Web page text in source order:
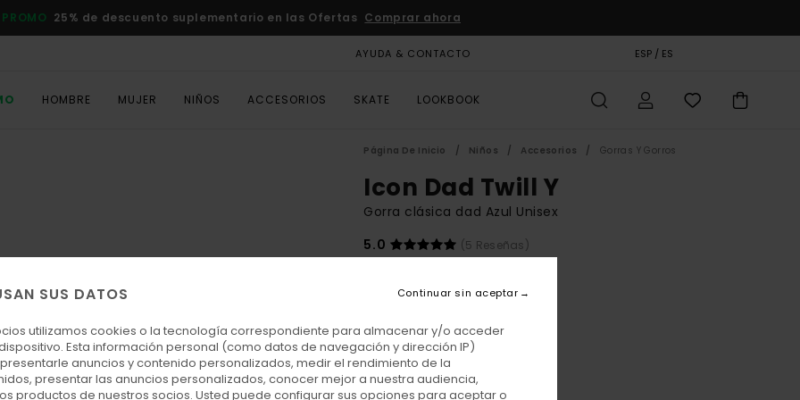
PROMO 25% de descuento suplementario en las Ofertas Comprar ahora
AYUDA & CONTACTO ESP / ES
HOMBRE MUJER NIÑOS ACCESORIOS SKATE LOOKBOOK
Página De Inicio Niños Accesorios Gorras Y Gorros
Icon Dad Twill Y
Gorra clásica dad Azul Unisex
5.0
(5 Reseñas)
DOBLE PROMO -25% EXTRA
ColorBrittany Blue
SUS DATOS
utilizamos cookies o la tecnología correspondiente para almacenar y/o acceder
Esta información personal (como datos de navegación y dirección IP)
anuncios y contenido personalizados, medir el rendimiento de la
presentar las anuncios personalizados, conocer mejor a nuestra audiencia,
productos de nuestros socios. Usted puede configurar sus opciones para aceptar o
Continuar sin aceptar